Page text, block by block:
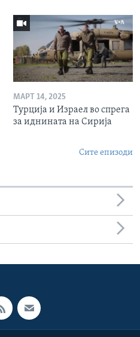
МАРТ 14, 2025
Турција и Израел во спрега
за иднината на Сирија
Сите епизоди